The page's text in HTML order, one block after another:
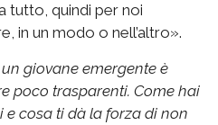
tutto, quindi per noi
in un modo o nell’altro».
giovane emergente è
poco trasparenti. Come hai
cosa ti dà la forza di non